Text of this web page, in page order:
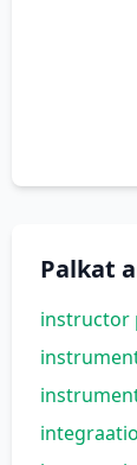
Palkat
instructor